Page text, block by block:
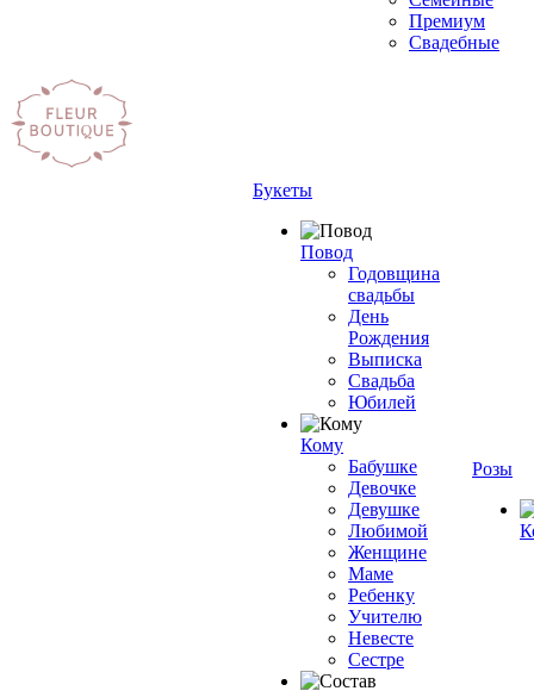
Премиум
Свадебные
Букеты
Повод
Годовщина
свадьбы
День
Рождения
Выписка
Свадьба
Юбилей
Кому
Бабушке
Девочке
Девушке
Любимой
Женщине
Маме
Ребенку
Учителю
Невесте
Сестре
Розы